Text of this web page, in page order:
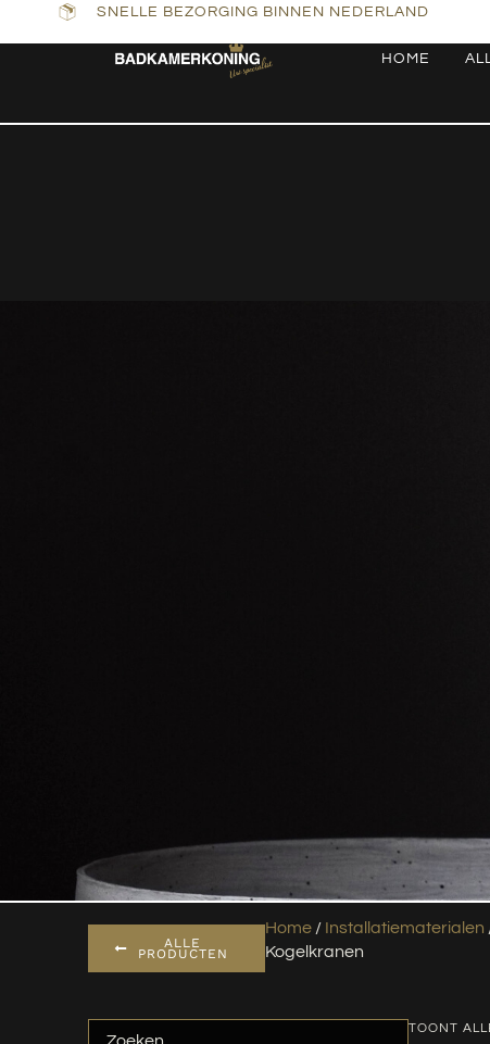
SNELLE BEZORGING BINNEN NEDERLAND
HOME
ALLE
PRODUCTEN
Home/ Installatiematerialen
Kogelkranen
TOONT